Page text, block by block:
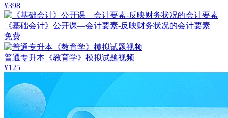
¥398
《基础会计》公开课—会计要素-反映财务状况的会计要素
免费
普通专升本《教育学》模拟试题视频
¥125